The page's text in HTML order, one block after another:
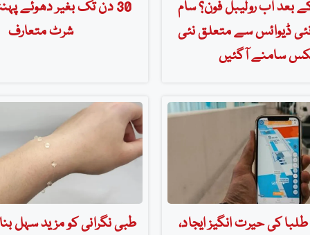
بعد اب رولیبل فون؟ سام
ڈیوائس سے متعلق نئی
سامنے آگئیں
30 دن تک بغیر دھوئے
شرٹ متعارف
کی حیرت انگیز ایجاد،
طبی نگرانی کو مزید سہل